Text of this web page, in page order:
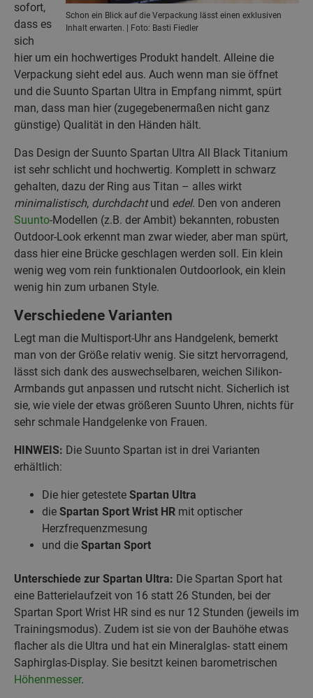
Schon ein Blick auf die Verpackung lässt einen exklusiven
Inhalt erwarten. | Foto: Basti Fiedler
sofort,
dass es
sich
hier um ein hochwertiges Produkt handelt. Alleine die
Verpackung sieht edel aus. Auch wenn man sie öffnet
und die Suunto Spartan Ultra in Empfang nimmt, spürt
man, dass man hier (zugegebenermaßen nicht ganz
günstige) Qualität in den Händen hält.
Das Design der Suunto Spartan Ultra All Black Titanium
ist sehr schlicht und hochwertig. Komplett in schwarz
gehalten, dazu der Ring aus Titan – alles wirkt
minimalistisch, durchdachtund edel. Den von anderen
Suunto-Modellen (z.B. der Ambit) bekannten, robusten
Outdoor-Look erkennt man zwar wieder, aber man spürt,
dass hier eine Brücke geschlagen werden soll. Ein klein
wenig weg vom rein funktionalen Outdoorlook, ein klein
wenig hin zum urbanen Style.
Verschiedene Varianten
Legt man die Multisport-Uhr ans Handgelenk, bemerkt
man von der Größe relativ wenig. Sie sitzt hervorragend,
lässt sich dank des auswechselbaren, weichen Silikon-
Armbands gut anpassen und rutscht nicht. Sicherlich ist
sie, wie viele der etwas größeren Suunto Uhren, nichts für
sehr schmale Handgelenke von Frauen.
HINWEIS: Die Suunto Spartan ist in drei Varianten
erhältlich:
Die hier getestete Spartan Ultra
die Spartan Sport Wrist HR mit optischer
Herzfrequenzmesung
und die Spartan Sport
Unterschiede zur Spartan Ultra: Die Spartan Sport hat
eine Batterielaufzeit von 16 statt 26 Stunden, bei der
Spartan Sport Wrist HR sind es nur 12 Stunden (jeweils im
Trainingsmodus). Zudem ist sie von der Bauhöhe etwas
flacher als die Ultra und hat ein Mineralglas- statt einem
Saphirglas-Display. Sie besitzt keinen barometrischen
Höhenmesser.